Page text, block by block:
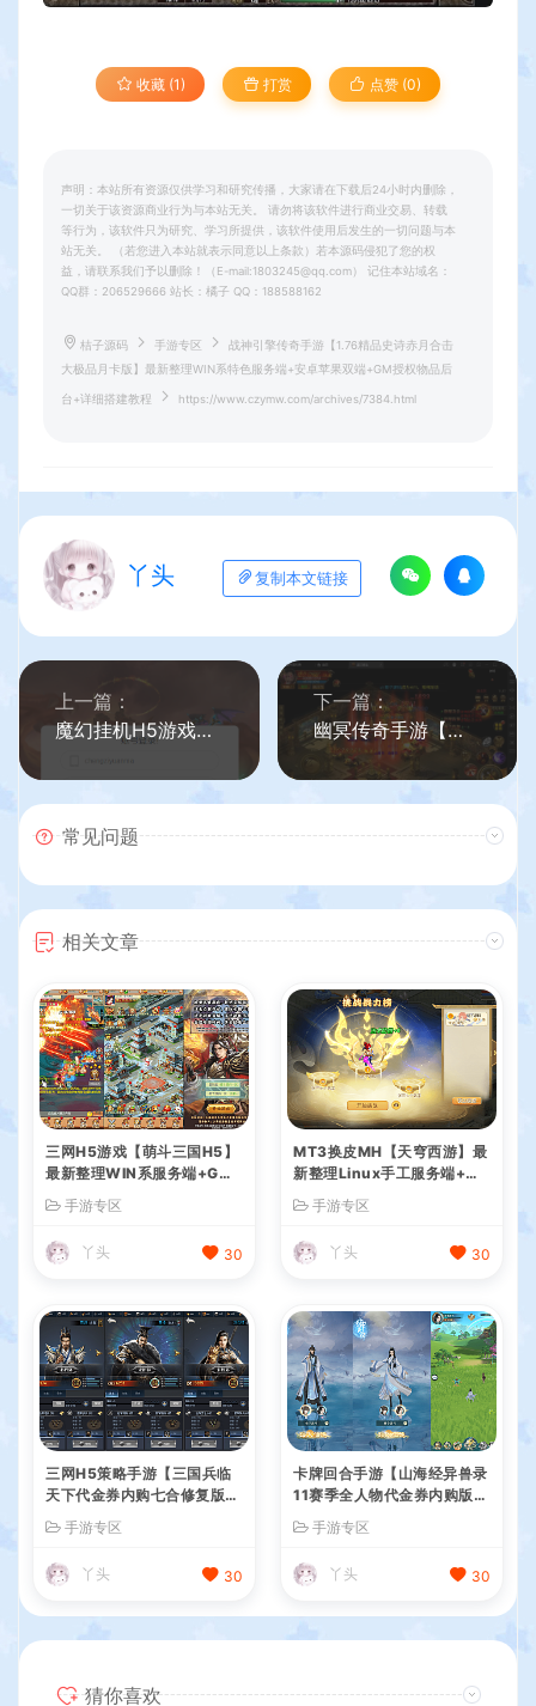
收藏 (1) 打赏 点赞 (0)
声明：本站所有资源仅供学习和研究传播，大家请在下载后24小时内删除，
一切关于该资源商业行为与本站无关。 请勿将该软件进行商业交易、转载
等行为，该软件只为研究、学习所提供，该软件使用后发生的一切问题与本
站无关。 （若您进入本站就表示同意以上条款）若本源码侵犯了您的权
益，请联系我们予以删除！（E-mail:1803245@qq.com） 记住本站域名：
QQ群：206529666 站长：橘子 QQ：188588162
桔子源码 手游专区
战神引擎传奇手游【1.76精品史诗赤月合击
大极品月卡版】最新整理WIN系特色服务端+安卓苹果双端+GM授权物品后
台+详细搭建教程 https://www.czymw.com/archives/7384.html
丫头 复制本文链接
上一篇：
魔幻挂机H5游戏【部落远征H5】最新整理Win一键即玩服务端+GM后台+详细搭建教程
下一篇：
幽冥传奇手游【全新单职业屠龙霸业】最新整理WIN系一键即玩服务端+安卓+运营后台+GM后台+详细搭建教程
常见问题
相关文章
三网H5游戏【萌斗三国H5】
最新整理WIN系服务端+GM
手游专区
丫头 30
MT3换皮MH【天穹西游】最
新整理Linux手工服务端+安
建教程+全套源码+视频教程
手游专区
丫头 30
三网H5策略手游【三国兵临
天下代金券内购七合修复版】
+Linux手工服务端+管理后台
+GM授权后台+简易安卓客户
端+详细搭建教程+视频教程
手游专区
丫头 30
卡牌回合手游【山海经异兽录
11赛季全人物代金券内购版】
GM后台+管理后台+热更修改
工具+安卓+详细搭建教程
手游专区
丫头 30
猜你喜欢